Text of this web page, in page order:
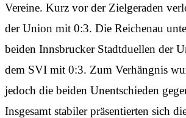
Vereine. Kurz vor der Zielgeraden
der Union mit 0:3. Die Reichenau
beiden Innsbrucker Stadtduellen der
dem SVI mit 0:3. Zum Verhängnis
jedoch die beiden Unentschieden
Insgesamt stabiler präsentierten sich